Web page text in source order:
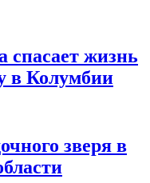
спасает жизнь
в Колумбии
зверя в